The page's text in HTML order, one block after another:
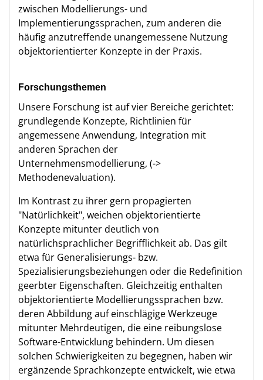
zwischen Modellierungs- und
Implementierungssprachen, zum anderen die
häufig anzutreffende unangemessene Nutzung
objektorientierter Konzepte in der Praxis.
Forschungsthemen
Unsere Forschung ist auf vier Bereiche gerichtet:
grundlegende Konzepte, Richtlinien für
angemessene Anwendung, Integration mit
anderen Sprachen der
Unternehmensmodellierung, (->
Methodenevaluation).
Im Kontrast zu ihrer gern propagierten
"Natürlichkeit", weichen objektorientierte
Konzepte mitunter deutlich von
natürlichsprachlicher Begrifflichkeit ab. Das gilt
etwa für Generalisierungs- bzw.
Spezialisierungsbeziehungen oder die Redefinition
geerbter Eigenschaften. Gleichzeitig enthalten
objektorientierte Modellierungssprachen bzw.
deren Abbildung auf einschlägige Werkzeuge
mitunter Mehrdeutigen, die eine reibungslose
Software-Entwicklung behindern. Um diesen
solchen Schwierigkeiten zu begegnen, haben wir
ergänzende Sprachkonzepte entwickelt, wie etwa